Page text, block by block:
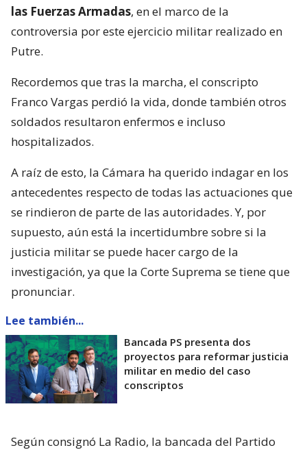
las Fuerzas Armadas, en el marco de la
controversia por este ejercicio militar realizado en
Putre.
Recordemos que tras la marcha, el conscripto
Franco Vargas perdió la vida, donde también otros
soldados resultaron enfermos e incluso
hospitalizados.
A raíz de esto, la Cámara ha querido indagar en los
antecedentes respecto de todas las actuaciones que
se rindieron de parte de las autoridades. Y, por
supuesto, aún está la incertidumbre sobre si la
justicia militar se puede hacer cargo de la
investigación, ya que la Corte Suprema se tiene que
pronunciar.
Lee también...
Bancada PS presenta dos
proyectos para reformar justicia
militar en medio del caso
conscriptos
Según consignó La Radio, la bancada del Partido